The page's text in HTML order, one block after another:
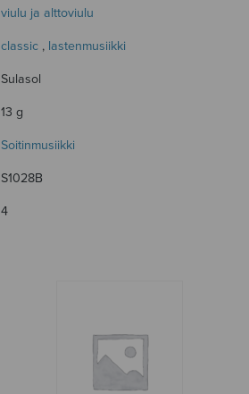
viulu ja alttoviulu
classic , lastenmusiikki
Sulasol
13 g
Soitinmusiikki
S1028B
4